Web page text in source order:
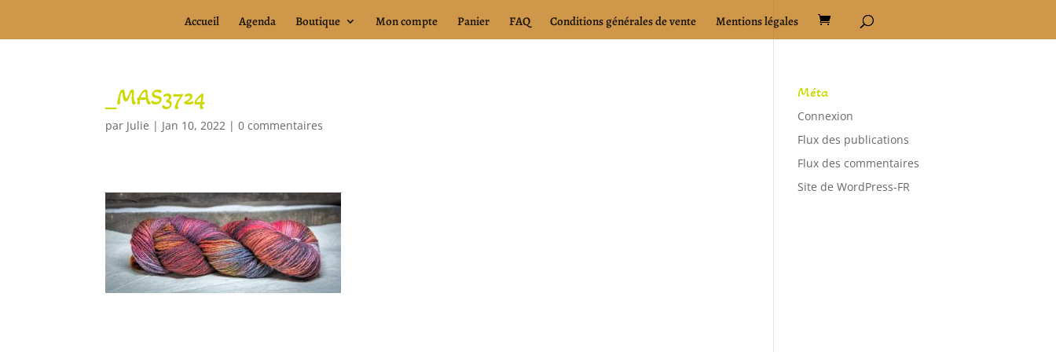
Accueil Agenda Boutique Mon compte Panier FAQ Conditions générales de vente Mentions légales
_MAS3724
par Julie | Jan 10, 2022 |0 commentaires
Méta
Connexion
Flux des publications
Flux des commentaires
Site de WordPress-FR